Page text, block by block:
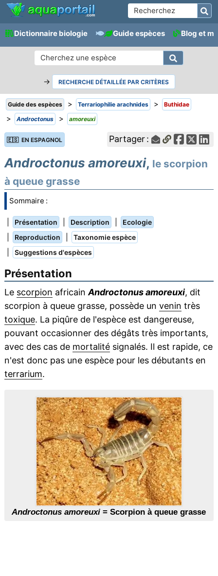
Dictionnaire biologie Guide espèces Blog et
→ RECHERCHE DÉTAILLÉE PAR CRITÈRES
Guide des espèces > Terrariophilie arachnides > Buthidae
> Androctonus > amoreuxi
🇪🇸 EN ESPAGNOL Partager :
Androctonus amoreuxi, le scorpion
à queue grasse
Sommaire :
Présentation Description Ecologie
Reproduction Taxonomie espèce
Suggestions d'espèces
Présentation
Le scorpion africain Androctonus amoreuxi, dit
scorpion à queue grasse, possède un venin très
toxique. La piqûre de l'espèce est dangereuse,
pouvant occasionner des dégâts très importants,
avec des cas de mortalitésignalés. Il est rapide, ce
n'est donc pas une espèce pour les débutants en
terrarium.
Androctonus amoreuxi = Scorpion à queue grasse